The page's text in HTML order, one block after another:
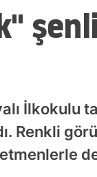
İlkokulu
Renkli